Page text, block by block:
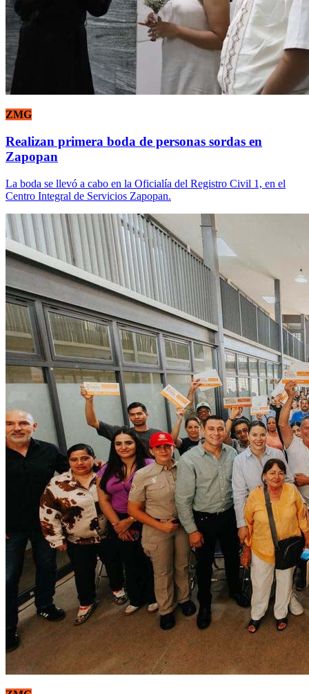
ZMG
Realizan primera boda de personas sordas en
Zapopan
La boda se llevó a cabo en la Oficialía del Registro Civil 1, en el
Centro Integral de Servicios Zapopan.